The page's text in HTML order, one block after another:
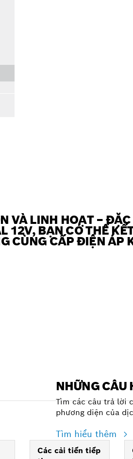
VÀ LINH HOẠT –
12V, BẠN CÓ THỂ
CÙNG CẤP ĐIỆN ÁP
NHỮNG CÂU
Tìm các câu trả lời
phương diện của
Tìm hiểu thêm
Các cải tiến tiếp